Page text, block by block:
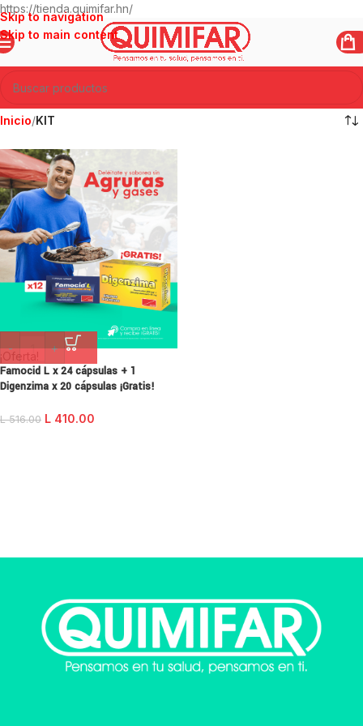
https://tienda.quimifar.hn/
Skip to navigation
Skip to main content
Inicio/KIT
¡Oferta!
- +
Famocid L x 24 cápsulas + 1
Digenzima x 20 cápsulas ¡Gratis!
L516.00 L 410.00